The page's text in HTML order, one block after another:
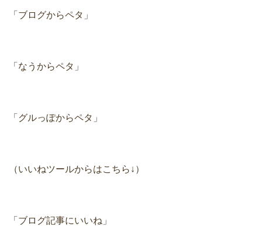
「ブログからペタ」
「なうからペタ」
「グルっぽからペタ」
（いいねツールからはこちら↓）
「ブログ記事にいいね」